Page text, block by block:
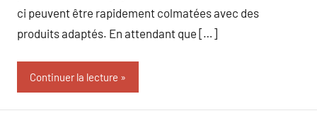
ci peuvent être rapidement colmatées avec des
produits adaptés. En attendant que […]
Continuer la lecture